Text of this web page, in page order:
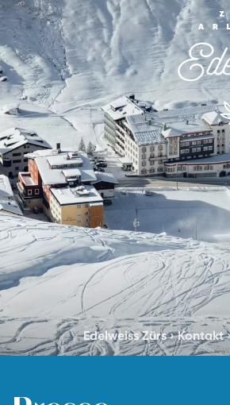
Edelweiss Zürs›Kontakt